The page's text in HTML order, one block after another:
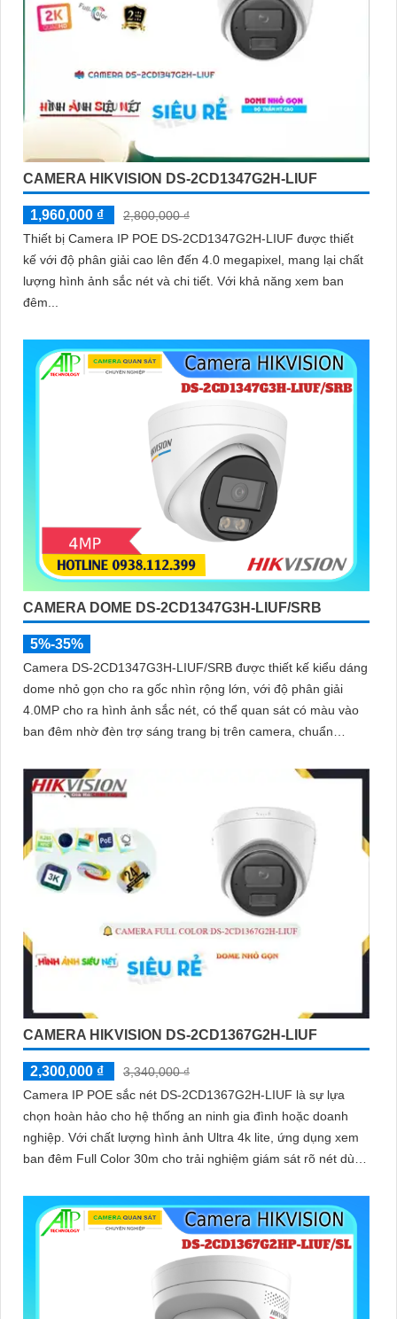
CAMERA HIKVISION DS-2CD1347G2H-LIUF
1,960,000 ₫
2,800,000 ₫
Thiết bị Camera IP POE DS-2CD1347G2H-LIUF được thiết
kế với độ phân giải cao lên đến 4.0 megapixel, mang lại chất
lượng hình ảnh sắc nét và chi tiết. Với khả năng xem ban
đêm...
CAMERA DOME DS-2CD1347G3H-LIUF/SRB
5%-35%
Camera DS-2CD1347G3H-LIUF/SRB được thiết kế kiểu dáng
dome nhỏ gọn cho ra gốc nhìn rộng lớn, với độ phân giải
4.0MP cho ra hình ảnh sắc nét, có thể quan sát có màu vào
ban đêm nhờ đèn trợ sáng trang bị trên camera, chuẩn
công nghệ PoE
CAMERA HIKVISION DS-2CD1367G2H-LIUF
2,300,000 ₫
3,340,000 ₫
Camera IP POE sắc nét DS-2CD1367G2H-LIUF là sự lựa
chọn hoàn hảo cho hệ thống an ninh gia đình hoặc doanh
nghiệp. Với chất lượng hình ảnh Ultra 4k lite, ứng dụng xem
ban đêm Full Color 30m cho trải nghiệm giám sát rõ nét dù